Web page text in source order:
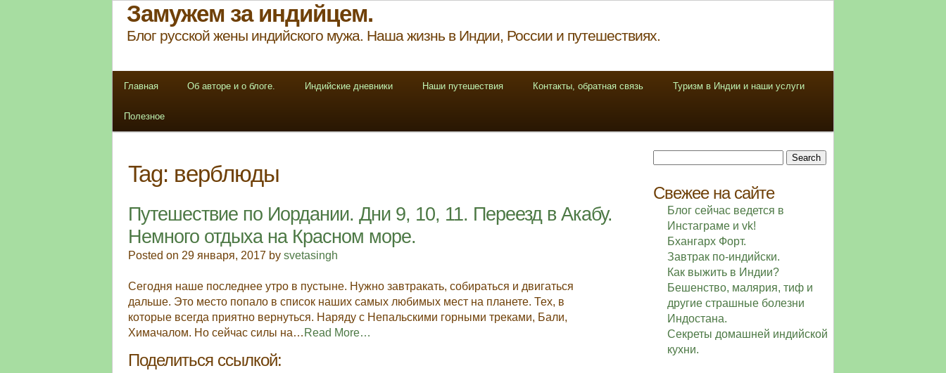
Замужем за индийцем.
Блог русской жены индийского мужа. Наша жизнь в Индии, России и путешествиях.
Главная Об авторе и о блоге. Индийские дневники Наши путешествия Контакты, обратная связь Туризм в Индии и наши услуги
Полезное
Tag: верблюды
Путешествие по Иордании. Дни 9, 10, 11. Переезд в Акабу.
Немного отдыха на Красном море.
Posted on 29 января, 2017 bysvetasingh
Сегодня наше последнее утро в пустыне. Нужно завтракать, собираться и двигаться
дальше. Это место попало в список наших самых любимых мест на планете. Тех, в
которые всегда приятно вернуться. Наряду с Непальскими горными треками, Бали,
Химачалом. Но сейчас силы на… Read More…
Поделиться ссылкой:
for:
Свежее на сайте
Блог сейчас ведется в
Инстаграме и vk!
Бхангарх Форт.
Завтрак по-индийски.
Как выжить в Индии?
Бешенство, малярия, тиф и
другие страшные болезни
Индостана.
Секреты домашней индийской
кухни.